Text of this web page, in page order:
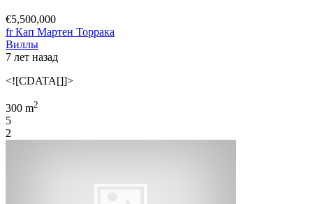
€5,500,000
fr Кап Мартен Торрака
Виллы
7 лет назад
<![CDATA[]]>
300 m2
5
2